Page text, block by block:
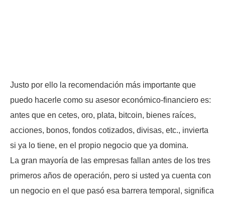
Justo por ello la recomendación más importante que
puedo hacerle como su asesor económico-financiero es:
antes que en cetes, oro, plata, bitcoin, bienes raíces,
acciones, bonos, fondos cotizados, divisas, etc., invierta
si ya lo tiene, en el propio negocio que ya domina.
La gran mayoría de las empresas fallan antes de los tres
primeros años de operación, pero si usted ya cuenta con
un negocio en el que pasó esa barrera temporal, significa